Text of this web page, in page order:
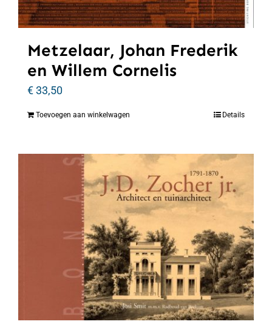
Metzelaar, Johan Frederik
en Willem Cornelis
€33,50
Toevoegen aan winkelwagen Details